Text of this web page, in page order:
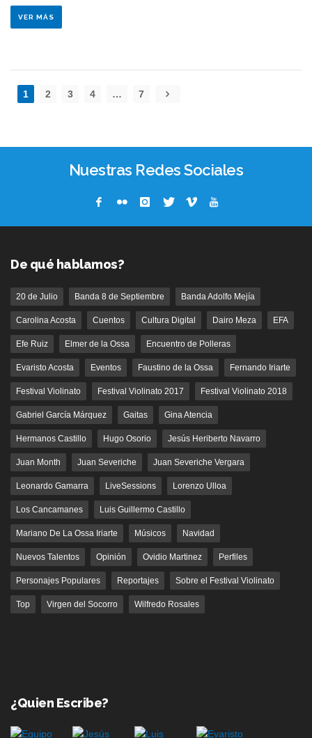
VER MÁS
1 2 3 4 … 7
Nuestras Redes Sociales
De qué hablamos?
20 de Julio Banda 8 de Septiembre Banda Adolfo Mejía
Carolina Acosta Cuentos Cultura Digital Dairo Meza EFA
Efe Ruiz Elmer de la Ossa Encuentro de Polleras
Evaristo Acosta Eventos Faustino de la Ossa Fernando Iriarte
Festival Violinato Festival Violinato 2017 Festival Violinato 2018
Gabriel García Márquez Gaitas Gina Atencia
Hermanos Castillo Hugo Osorio Jesús Heriberto Navarro
Juan Month Juan Severiche Juan Severiche Vergara
Leonardo Gamarra LiveSessions Lorenzo Ulloa
Los Cancamanes Luis Guillermo Castillo
Mariano De La Ossa Iriarte Músicos Navidad
Nuevos Talentos Opinión Ovidio Martinez Perfiles
Personajes Populares Reportajes Sobre el Festival Violinato
Top Virgen del Socorro Wilfredo Rosales
¿Quien Escribe?